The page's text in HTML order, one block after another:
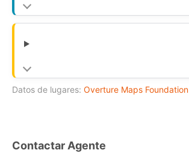
Datos de lugares: Overture Maps Foundation
Contactar Agente